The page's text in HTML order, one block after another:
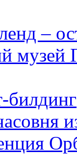
–
музей
билдинг